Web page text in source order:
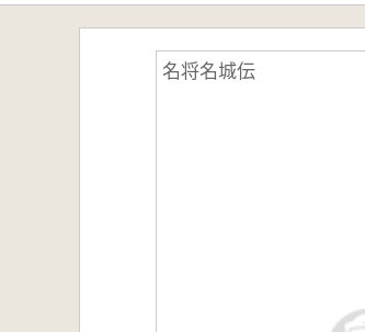
名将名城伝